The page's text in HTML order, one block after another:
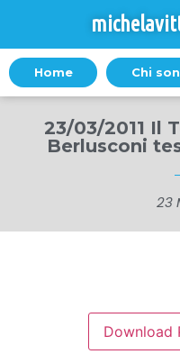
Home Chi
23/03/2011 Il
Berlusconi
23
Download